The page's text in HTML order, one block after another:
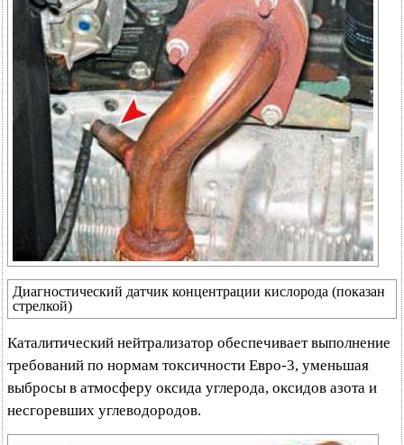
Диагностический датчик концентрации кислорода (показан
стрелкой)
Каталитический нейтрализатор обеспечивает выполнение
требований по нормам токсичности Евро-3, уменьшая
выбросы в атмосферу оксида углерода, оксидов азота и
несгоревших углеводородов.